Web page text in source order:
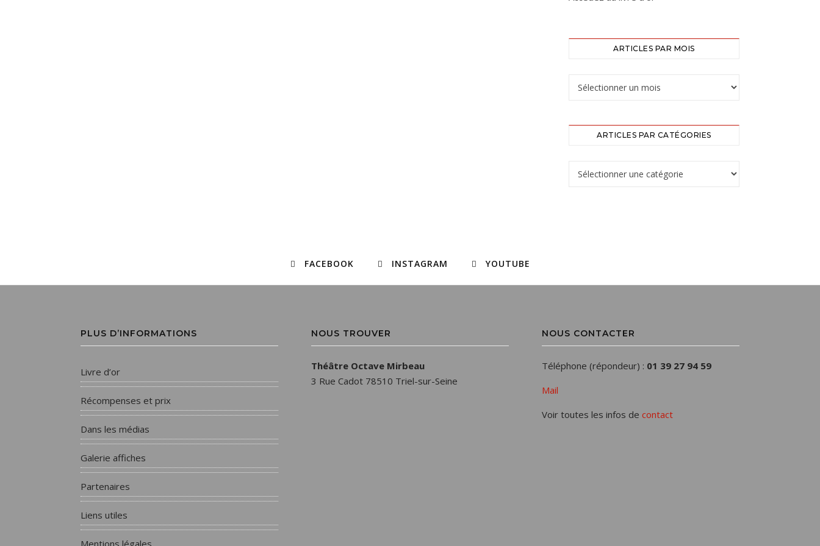
ARTICLES PAR MOIS
ARTICLES PAR CATÉGORIES
FACEBOOK INSTAGRAM YOUTUBE
PLUS D’INFORMATIONS
Livre d’or
Récompenses et prix
Dans les médias
Galerie affiches
Partenaires
Liens utiles
Mentions légales
NOUS TROUVER
Théâtre Octave Mirbeau
3 Rue Cadot 78510 Triel-sur-Seine
NOUS CONTACTER
Téléphone (répondeur) : 01 39 27 94 59
Mail
Voir toutes les infos de contact